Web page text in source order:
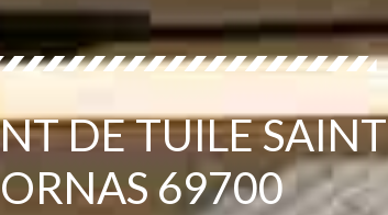
DE TUILE SAINT
69700